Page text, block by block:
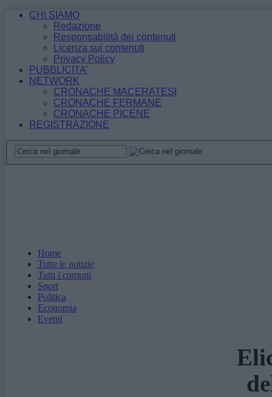
CHI SIAMO
Redazione
Responsabilità dei contenuti
Licenza sui contenuti
Privacy Policy
PUBBLICITA’
NETWORK
CRONACHE MACERATESI
CRONACHE FERMANE
CRONACHE PICENE
REGISTRAZIONE
Home
Tutte le notizie
Tutti i comuni
Sport
Politica
Economia
Eventi